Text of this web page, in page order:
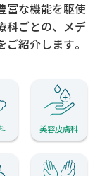
富な機能を駆使
科ごとの、メデ
紹介します。
美容皮膚科